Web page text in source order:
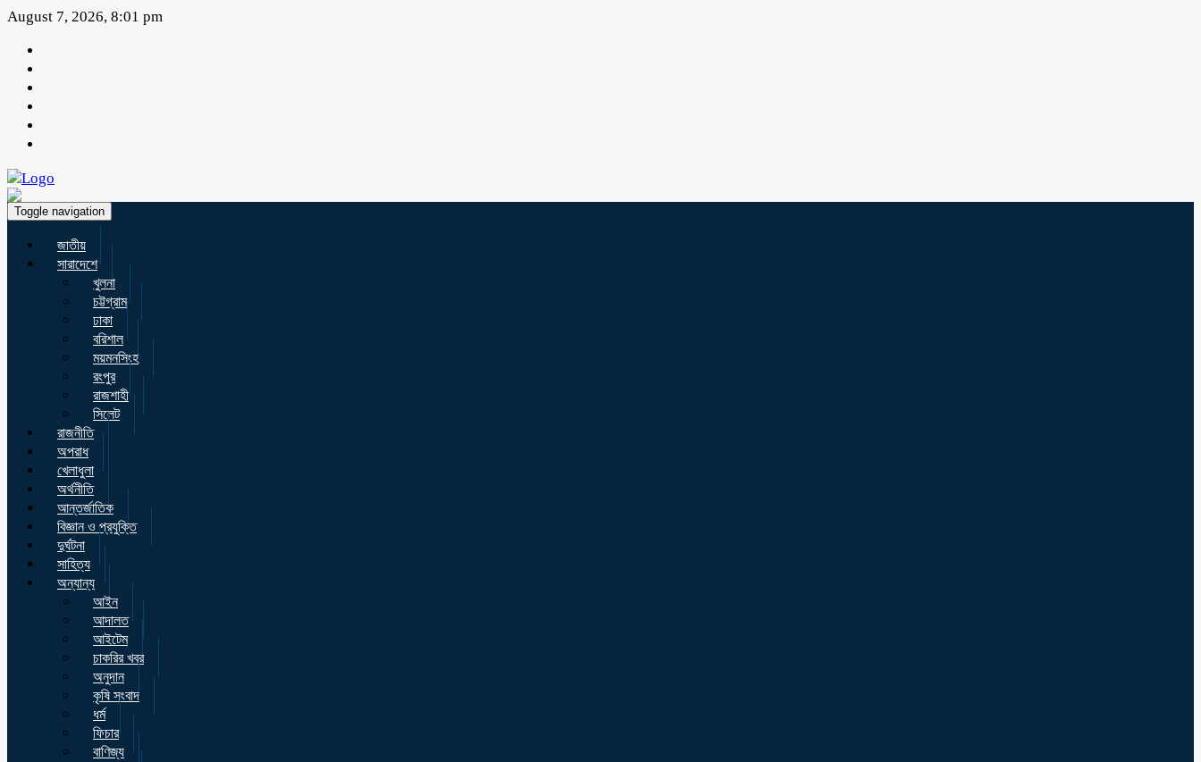
August 7, 2026, 8:01 pm
Toggle navigation
জাতীয়
সারাদেশে
খুলনা
চট্টগ্রাম
ঢাকা
বরিশাল
ময়মনসিংহ
রংপুর
রাজশাহী
সিলেট
রাজনীতি
অপরাধ
খেলাধুলা
অর্থনীতি
আন্তর্জাতিক
বিজ্ঞান ও প্রযুক্তি
দুর্ঘটনা
সাহিত্য
অন্যান্য
আইন
আদালত
আইটেম
চাকরির খবর
অনুদান
কৃষি সংবাদ
ধর্ম
ফিচার
বাণিজ্য